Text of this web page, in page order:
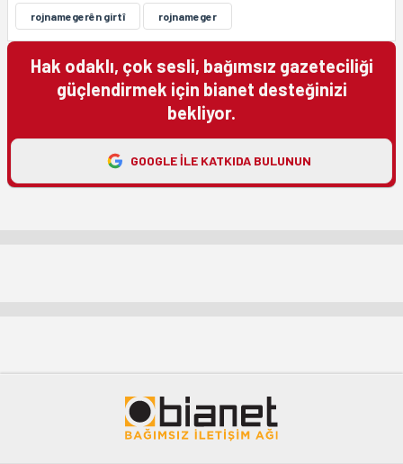
rojnamegerên girtî rojnameger
Hak odaklı, çok sesli, bağımsız gazeteciliği
güçlendirmek için bianet desteğinizi
bekliyor.
GOOGLE ILE KATKIDA BULUNUN